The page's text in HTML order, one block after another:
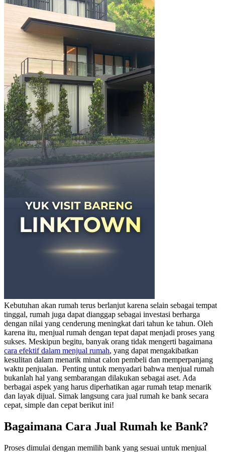
Kebutuhan akan rumah terus berlanjut karena selain sebagai tempat
tinggal, rumah juga dapat dianggap sebagai investasi berharga
dengan nilai yang cenderung meningkat dari tahun ke tahun. Oleh
karena itu, menjual rumah dengan tepat dapat menjadi proses yang
sukses. Meskipun begitu, banyak orang tidak mengerti bagaimana
cara efektif dalam menjual rumah, yang dapat mengakibatkan
kesulitan dalam menarik minat calon pembeli dan memperpanjang
waktu penjualan. Penting untuk menyadari bahwa menjual rumah
bukanlah hal yang sembarangan dilakukan sebagai aset. Ada
berbagai aspek yang harus diperhatikan agar rumah tetap menarik
dan layak dijual. Simak langsung cara jual rumah ke bank secara
cepat, simple dan cepat berikut ini!
Bagaimana Cara Jual Rumah ke Bank?
Proses dimulai dengan memilih bank yang sesuai untuk menjual